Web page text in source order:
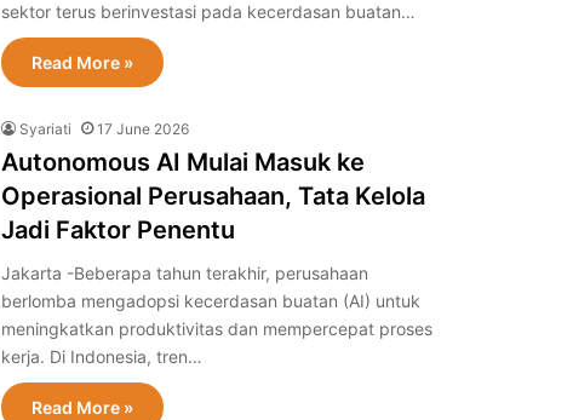
sektor terus berinvestasi pada kecerdasan buatan…
Read More »
Syariati 17 June 2026
Autonomous AI Mulai Masuk ke
Operasional Perusahaan, Tata Kelola
Jadi Faktor Penentu
Jakarta -Beberapa tahun terakhir, perusahaan
berlomba mengadopsi kecerdasan buatan (AI) untuk
meningkatkan produktivitas dan mempercepat proses
kerja. Di Indonesia, tren…
Read More »